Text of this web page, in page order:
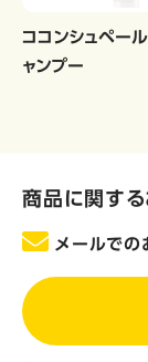
ココンシュペー
ャンプー
商品に関す
メールでの